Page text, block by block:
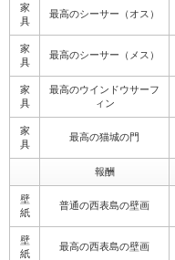
家
具
最高のシーサー（オス）
家
具
最高のシーサー（メス）
家
具
最高のウインドウサーフ
ィン
家
具
最高の猫城の門
報酬
壁
紙
普通の西表島の壁画
壁
紙
最高の西表島の壁画